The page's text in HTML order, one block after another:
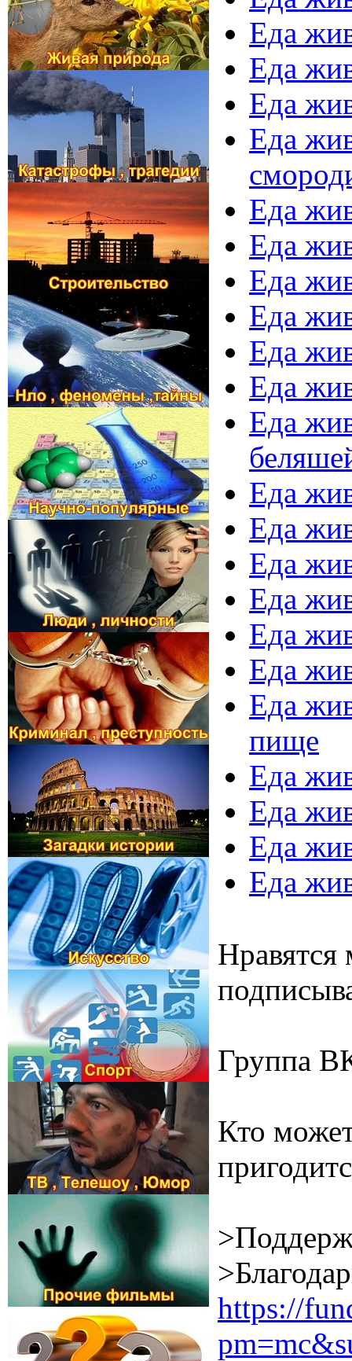
Еда
Еда
Еда
Еда
Еда
Еда
Еда
Еда
Еда
Еда
Еда
Еда
Еда
Еда
Еда
Еда
Еда
Еда
пище
Еда
Еда
Еда
Еда
Группа
Кто
https://